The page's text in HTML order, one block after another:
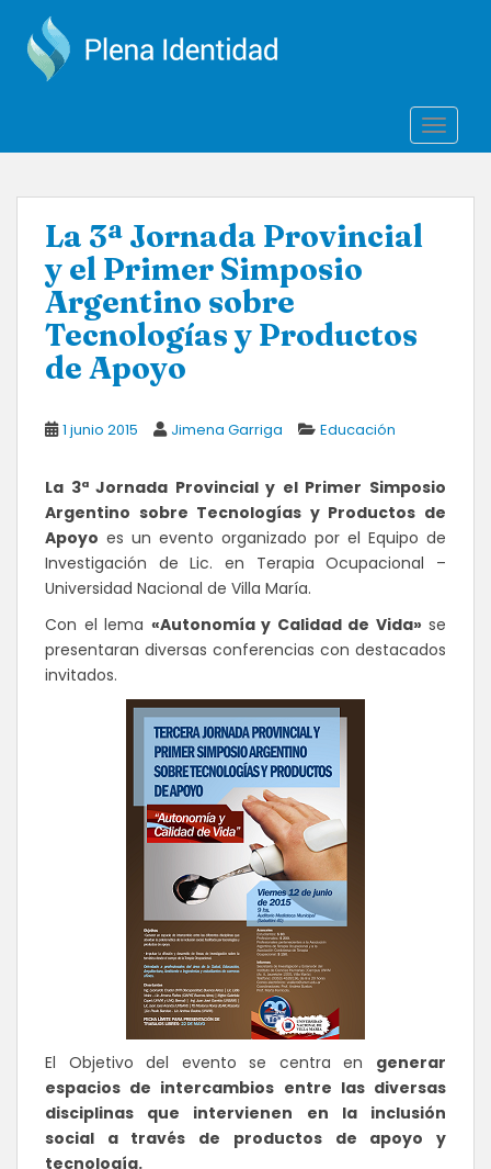
La 3ª Jornada Provincial
y el Primer Simposio
Argentino sobre
Tecnologías y Productos
de Apoyo
1 junio 2015 Jimena Garriga Educación
La 3ª Jornada Provincial y el Primer Simposio
Argentino sobre Tecnologías y Productos de
Apoyo es un evento organizado por el Equipo de
Investigación de Lic. en Terapia Ocupacional –
Universidad Nacional de Villa María.
Con el lema «Autonomía y Calidad de Vida» se
presentaran diversas conferencias con destacados
invitados.
El Objetivo del evento se centra en generar
espacios de intercambios entre las diversas
disciplinas que intervienen en la inclusión
social a través de productos de apoyo y
tecnología.